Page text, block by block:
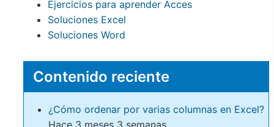
Ejercicios para aprender Acces
Soluciones Excel
Soluciones Word
Contenido reciente
¿Cómo ordenar por varias columnas en Excel?
Hace 3 meses 3 semanas